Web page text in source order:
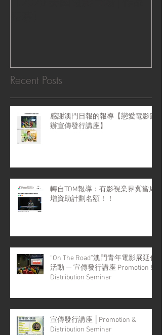
Recent Posts
感謝澳門日報的報導【戀愛電影館
辦宣傳發行講座】
轉自TDM報導：有影視業界冀當局
增資助計劃名額！！
“On The Road”澳門青年電影展延伸
活動 — 宣傳發行講座 Promotion &
Distribution Seminar
宣傳發行講座 │Promotion &
Distribution Seminar